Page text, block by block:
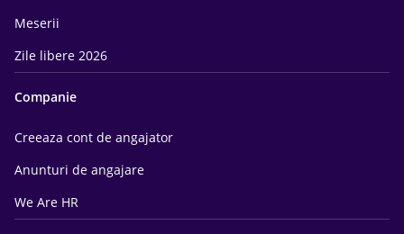
Meserii
Zile libere 2026
Companie
Creeaza cont de angajator
Anunturi de angajare
We Are HR